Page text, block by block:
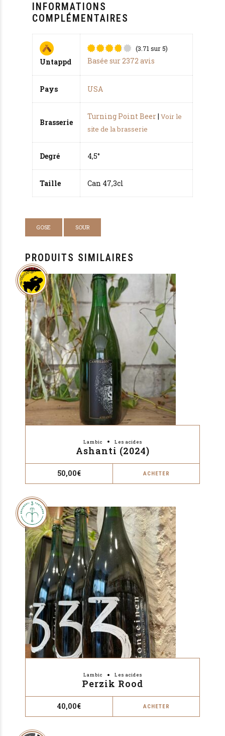
INFORMATIONS
COMPLÉMENTAIRES
Untappd
Noté
sur 5 basé
sur
(3.71 sur 5)
Basée sur 2372 avis
Pays USA
Brasserie
Turning Point Beer| Voir le
site de la brasserie
Degré 4,5°
Taille Can 47,3cl
GOSE SOUR
PRODUITS SIMILAIRES
Lambic Les acides
Ashanti (2024)
50,00€ ACHETER
Lambic Les acides
Perzik Rood
40,00€ ACHETER